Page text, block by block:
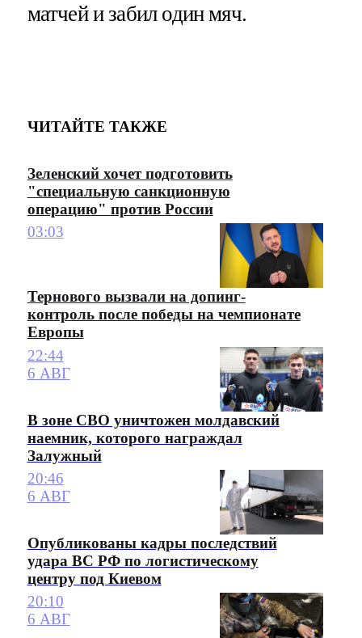
матчей и забил один мяч.
ЧИТАЙТЕ ТАКЖЕ
Зеленский хочет подготовить
"специальную санкционную
операцию" против России
03:03
Тернового вызвали на допинг-
контроль после победы на чемпионате
Европы
22:44
6 АВГ
В зоне СВО уничтожен молдавский
наемник, которого награждал
Залужный
20:46
6 АВГ
Опубликованы кадры последствий
удара ВС РФ по логистическому
центру под Киевом
20:10
6 АВГ